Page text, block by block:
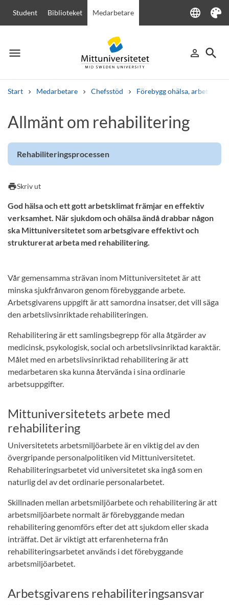
Student Biblioteket Medarbetare language
Language
Tema
menu
Meny person_outline
Logga in
search
Sök
Start Medarbetare Chefsstöd Förebygg ohälsa,
Andra söktjänster
Kurser och programKursplanerVälkomstbrevPersonal
Lediga jobb
Allmänt om rehabilitering
Rehabiliteringsprocessen
printSkriv ut
God hälsa och ett gott arbetsklimat främjar en effektiv
verksamhet. När sjukdom och ohälsa ändå drabbar någon
ska Mittuniversitetet som arbetsgivare effektivt och
strukturerat arbeta med rehabilitering.
Vår gemensamma strävan inom Mittuniversitetet är att
minska sjukfrånvaron genom förebyggande arbete.
Arbetsgivarens uppgift är att samordna insatser, det vill säga
den arbetslivsinriktade rehabiliteringen.
Rehabilitering är ett samlingsbegrepp för alla åtgärder av
medicinsk, psykologisk, social och arbetslivsinriktad karaktär.
Målet med en arbetslivsinriktad rehabilitering är att
medarbetaren ska kunna återvända i sina ordinarie
arbetsuppgifter.
Mittuniversitetets arbete med
rehabilitering
Universitetets arbetsmiljöarbete är en viktig del av den
övergripande personalpolitiken vid Mittuniversitetet.
Rehabiliteringsarbetet vid universitetet ska ingå som en
naturlig del av det ordinarie personalarbetet.
Skillnaden mellan arbetsmiljöarbete och rehabilitering är att
arbetsmiljöarbete normalt är förebyggande medan
rehabilitering genomförs efter det att sjukdom eller skada
inträffat. Det är viktigt att erfarenheterna från
rehabiliteringsarbetet används i det förebyggande
arbetsmiljöarbetet.
Arbetsgivarens rehabiliteringsansvar